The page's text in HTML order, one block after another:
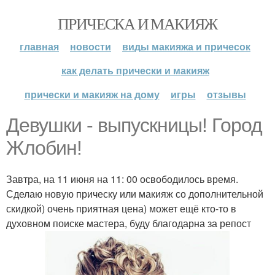
ПРИЧЕСКА И МАКИЯЖ
главная новости
виды макияжа и причесок
как делать прически и макияж
прически и макияж на дому
игры отзывы
Девушки - выпускницы! Город
Жлобин!
Завтра, на 11 июня на 11: 00 освободилось время.
Сделаю новую прическу или макияж со дополнительной
скидкой) очень приятная цена) может ещё кто-то в
духовном поиске мастера, буду благодарна за репост